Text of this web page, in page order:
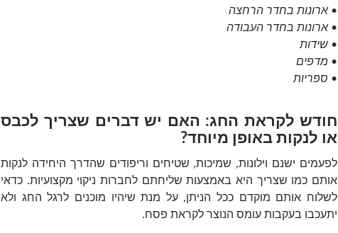
• ארונות בחדר הרחצה
• ארונות בחדר העבודה
• שידות
• מדפים
• ספריות
חודש לקראת החג: האם יש דברים שצריך לכבס
או לנקות באופן מיוחד?
לפעמים ישנם וילונות, שמיכות, שטיחים וריפודים שהדרך היחידה לנקות
אותם כמו שצריך היא באמצעות שליחתם לחברות ניקוי מקצועיות. כדאי
לשלוח אותם מוקדם ככל הניתן, על מנת שיהיו מוכנים לרגל החג ולא
יתעכבו בעקבות עומס הנוצר לקראת פסח.